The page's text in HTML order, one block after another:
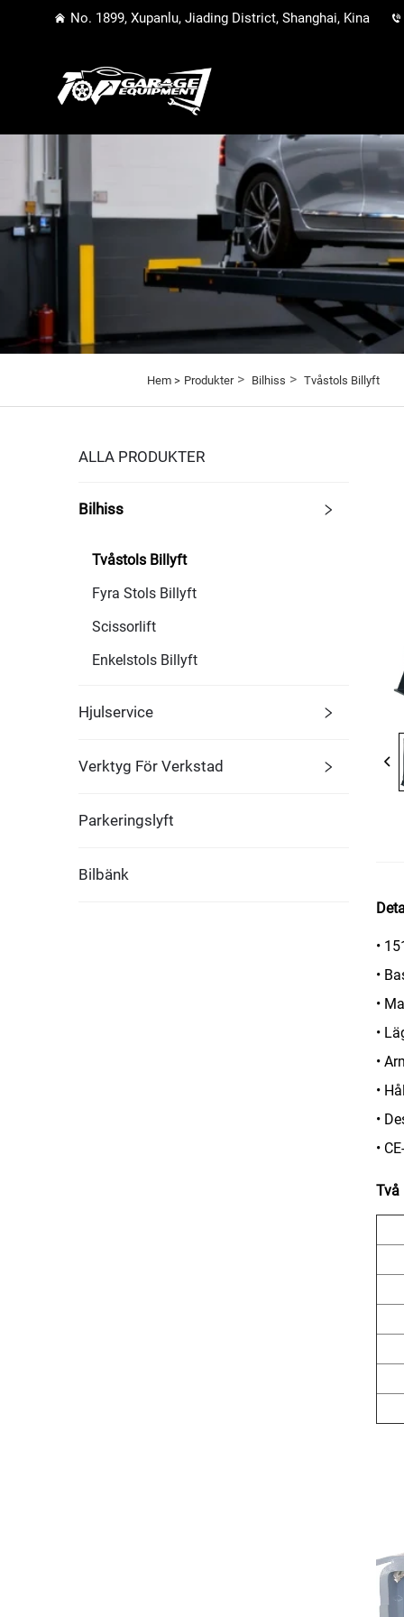
No. 1899, Xupanlu, Jiading District, Shanghai, Kina
Hem > Produkter> Bilhiss > Tvåstols Billyft
ALLA PRODUKTER
Bilhiss
Tvåstols Billyft
Fyra Stols Billyft
Scissorlift
Enkelstols Billyft
Hjulservice
Verktyg För Verkstad
Parkeringslyft
Bilbänk
•
•
•
•
•
•
•
•